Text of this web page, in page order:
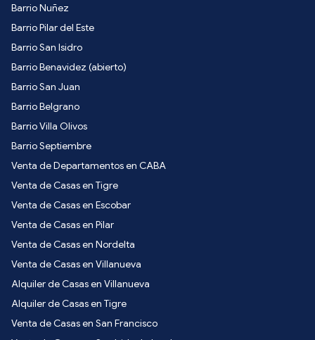
Barrio Nuñez
Barrio Pilar del Este
Barrio San Isidro
Barrio Benavidez (abierto)
Barrio San Juan
Barrio Belgrano
Barrio Villa Olivos
Barrio Septiembre
Venta de Departamentos en CABA
Venta de Casas en Tigre
Venta de Casas en Escobar
Venta de Casas en Pilar
Venta de Casas en Nordelta
Venta de Casas en Villanueva
Alquiler de Casas en Villanueva
Alquiler de Casas en Tigre
Venta de Casas en San Francisco